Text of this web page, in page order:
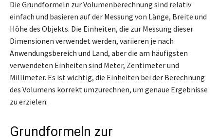
Die Grundformeln zur Volumenberechnung sind relativ
einfach und basieren auf der Messung von Länge, Breite und
Höhe des Objekts. Die Einheiten, die zur Messung dieser
Dimensionen verwendet werden, variieren je nach
Anwendungsbereich und Land, aber die am häufigsten
verwendeten Einheiten sind Meter, Zentimeter und
Millimeter. Es ist wichtig, die Einheiten bei der Berechnung
des Volumens korrekt umzurechnen, um genaue Ergebnisse
zu erzielen.
Grundformeln zur